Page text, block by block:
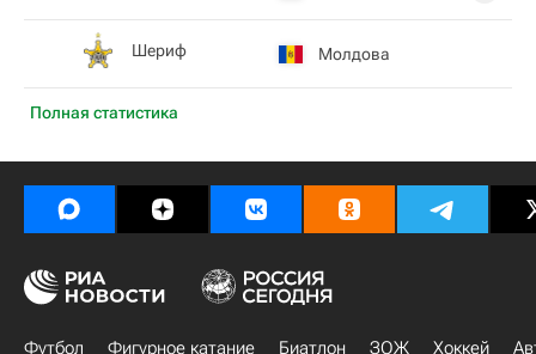
Полная статистика
Шериф Молдова
Футбол Фигурное катание Биатлон ЗОЖ Хоккей